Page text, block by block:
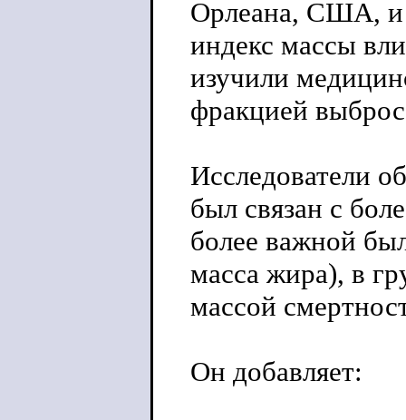
Орлеана, США, и
индекс массы
изучили
фракцией
Исследователи
был связан с
более важной
масса жира), в
массой
Он добавляет: